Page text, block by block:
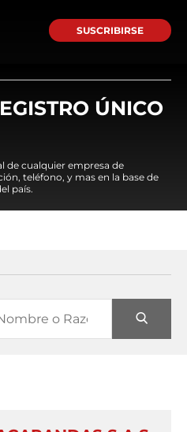
SUSCRIBIRSE
ÚNICO
de cualquier empresa de
teléfono, y mas en la base de
país.